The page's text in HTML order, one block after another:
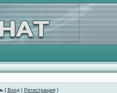
( Вход | Регистрация)